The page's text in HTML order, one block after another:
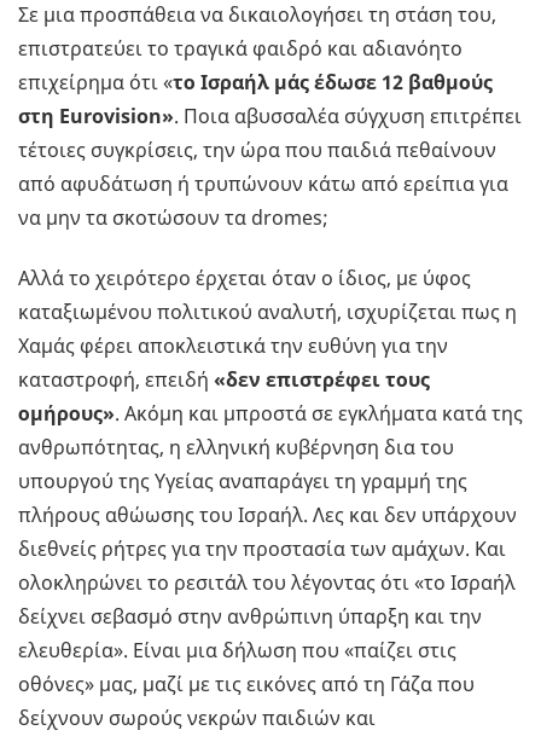
Σε μια προσπάθεια να δικαιολογήσει τη στάση του,
επιστρατεύει το τραγικά φαιδρό και αδιανόητο
επιχείρημα ότι «το Ισραήλ μάς έδωσε 12 βαθμούς
στη Eurovision». Ποια αβυσσαλέα σύγχυση επιτρέπει
τέτοιες συγκρίσεις, την ώρα που παιδιά πεθαίνουν
από αφυδάτωση ή τρυπώνουν κάτω από ερείπια για
να μην τα σκοτώσουν τα dromes;
Αλλά το χειρότερο έρχεται όταν ο ίδιος, με ύφος
καταξιωμένου πολιτικού αναλυτή, ισχυρίζεται πως η
Χαμάς φέρει αποκλειστικά την ευθύνη για την
καταστροφή, επειδή «δεν επιστρέφει τους
ομήρους». Ακόμη και μπροστά σε εγκλήματα κατά της
ανθρωπότητας, η ελληνική κυβέρνηση δια του
υπουργού της Υγείας αναπαράγει τη γραμμή της
πλήρους αθώωσης του Ισραήλ. Λες και δεν υπάρχουν
διεθνείς ρήτρες για την προστασία των αμάχων. Και
ολοκληρώνει το ρεσιτάλ του λέγοντας ότι «το Ισραήλ
δείχνει σεβασμό στην ανθρώπινη ύπαρξη και την
ελευθερία». Είναι μια δήλωση που «παίζει στις
οθόνες» μας, μαζί με τις εικόνες από τη Γάζα που
δείχνουν σωρούς νεκρών παιδιών και